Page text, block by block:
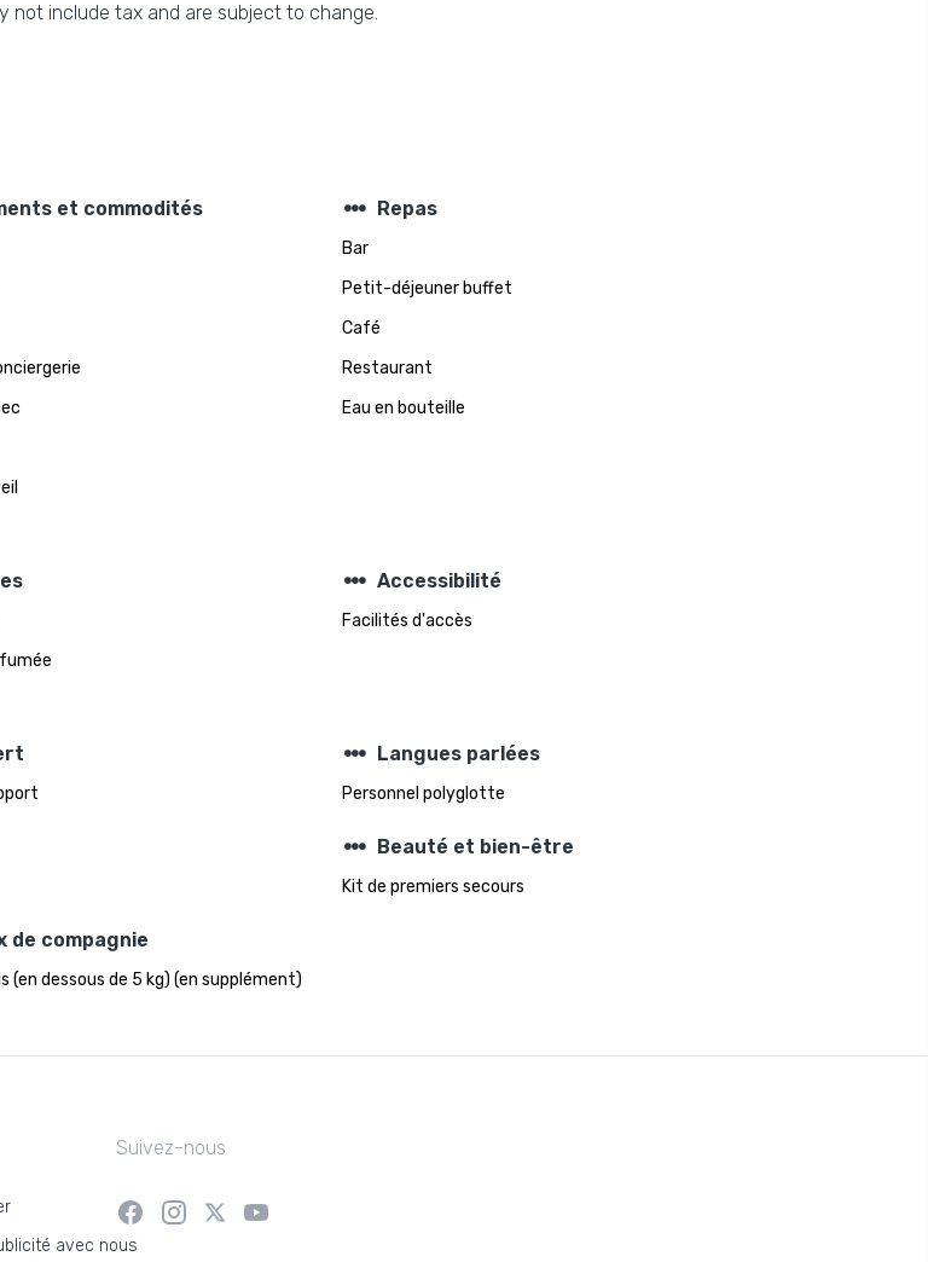
not include tax and are subject to change.
et commodités steppers Repas
Bar
Petit-déjeuner buffet
Café
Restaurant
Eau en bouteille
steppers Accessibilité
Facilités d'accès
steppers Langues parlées
Personnel polyglotte
steppers Beauté et bien-être
Kit de premiers secours
de compagnie
(en dessous de 5 kg) (en supplément)
avec nous
Suivez-nous